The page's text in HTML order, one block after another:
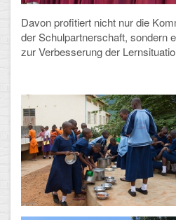
Davon profitiert nicht nur die
der Schulpartnerschaft, sondern
zur Verbesserung der